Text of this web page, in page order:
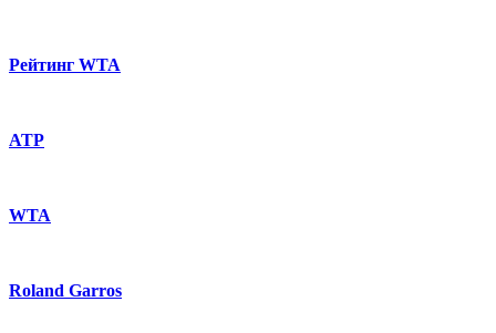
Рейтинг WTA
ATP
WTA
Roland Garros